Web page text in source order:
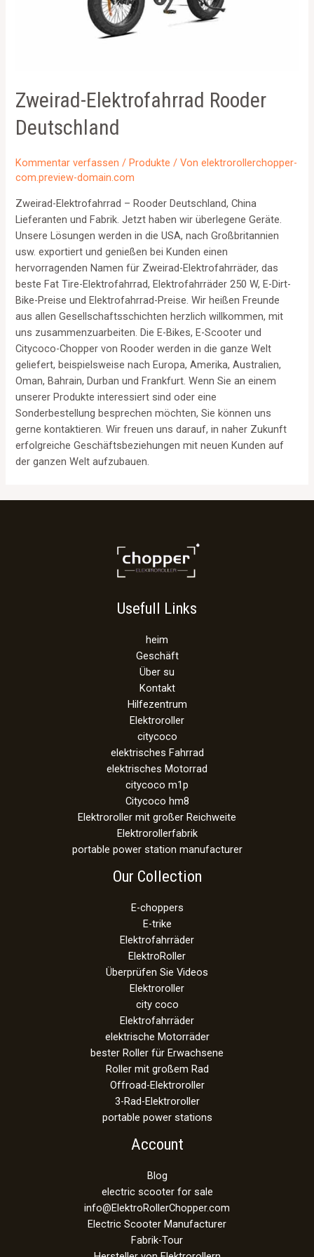
Zweirad-Elektrofahrrad Rooder
Deutschland
Kommentar verfassen /Produkte / Vonelektrorollerchopper-
com.preview-domain.com
Zweirad-Elektrofahrrad – Rooder Deutschland, China
Lieferanten und Fabrik. Jetzt haben wir überlegene Geräte.
Unsere Lösungen werden in die USA, nach Großbritannien
usw. exportiert und genießen bei Kunden einen
hervorragenden Namen für Zweirad-Elektrofahrräder, das
beste Fat Tire-Elektrofahrrad, Elektrofahrräder 250 W, E-Dirt-
Bike-Preise und Elektrofahrrad-Preise. Wir heißen Freunde
aus allen Gesellschaftsschichten herzlich willkommen, mit
uns zusammenzuarbeiten. Die E-Bikes, E-Scooter und
Citycoco-Chopper von Rooder werden in die ganze Welt
geliefert, beispielsweise nach Europa, Amerika, Australien,
Oman, Bahrain, Durban und Frankfurt. Wenn Sie an einem
unserer Produkte interessiert sind oder eine
Sonderbestellung besprechen möchten, Sie können uns
gerne kontaktieren. Wir freuen uns darauf, in naher Zukunft
erfolgreiche Geschäftsbeziehungen mit neuen Kunden auf
der ganzen Welt aufzubauen.
Usefull Links
heim
Geschäft
Über su
Kontakt
Hilfezentrum
Elektroroller
citycoco
elektrisches Fahrrad
elektrisches Motorrad
citycoco m1p
Citycoco hm8
Elektroroller mit großer Reichweite
Elektrorollerfabrik
portable power station manufacturer
Our Collection
E-choppers
E-trike
Elektrofahrräder
ElektroRoller
Überprüfen Sie Videos
Elektroroller
city coco
Elektrofahrräder
elektrische Motorräder
bester Roller für Erwachsene
Roller mit großem Rad
Offroad-Elektroroller
3-Rad-Elektroroller
portable power stations
Account
Blog
electric scooter for sale
info@ElektroRollerChopper.com
Electric Scooter Manufacturer
Fabrik-Tour